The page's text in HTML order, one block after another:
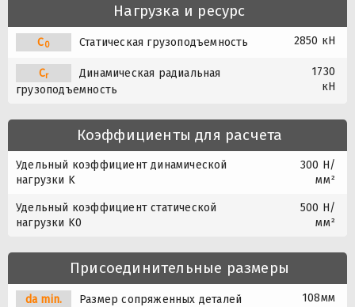
Нагрузка и ресурс
C0 Статическая грузоподъемность 2850 кН
Cr
Динамическая радиальная
грузоподъемность
1730
кН
Коэффициенты для расчета
Удельный коэффициент динамической
нагрузки K
300 Н/
мм²
Удельный коэффициент статической
нагрузки K0
500 Н/
мм²
Присоединительные размеры
da min. Размер сопряженных деталей 108мм